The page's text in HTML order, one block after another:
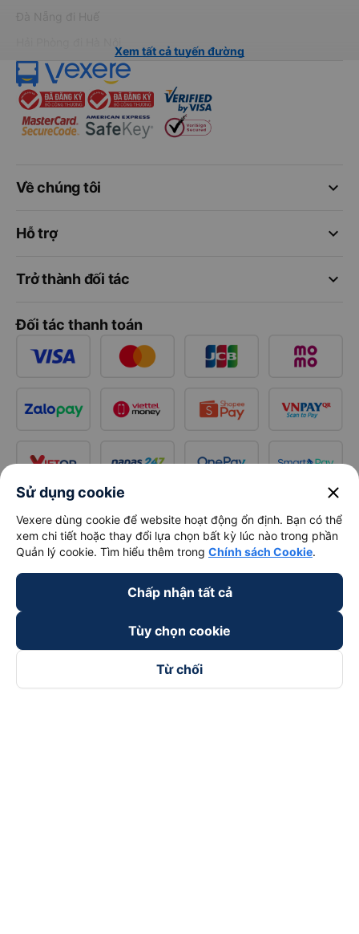
Đà Nẵng đi Huế
Xem tất cả tuyến đường
keyboard_arrow_down
Về chúng tôi
keyboard_arrow_down
Hỗ trợ
keyboard_arrow_down
Trở thành đối tác
Đối tác thanh toán
Theo dõi chúng tôi trên
Sử dụng cookie close
Vexere dùng cookie để website hoạt động ổn định. Bạn có thể
xem chi tiết hoặc thay đổi lựa chọn bất kỳ lúc nào trong phần
Quản lý cookie. Tìm hiểu thêm trong Chính sách Cookie.
Chấp nhận tất cả
Tùy chọn cookie
Từ chối